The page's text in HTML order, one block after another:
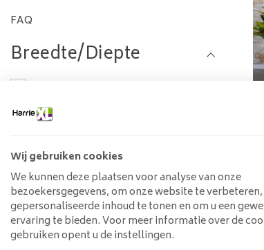
FAQ
Breedte/Diepte
Lengte
100-120 cm
120-140 cm
Materiaal
Hout
Wij gebruiken cookies
We kunnen deze plaatsen voor analyse van onze
bezoekersgegevens, om onze website te verbeteren,
gepersonaliseerde inhoud te tonen en om u een
ervaring te bieden. Voor meer informatie over de
gebruiken opent u de instellingen.